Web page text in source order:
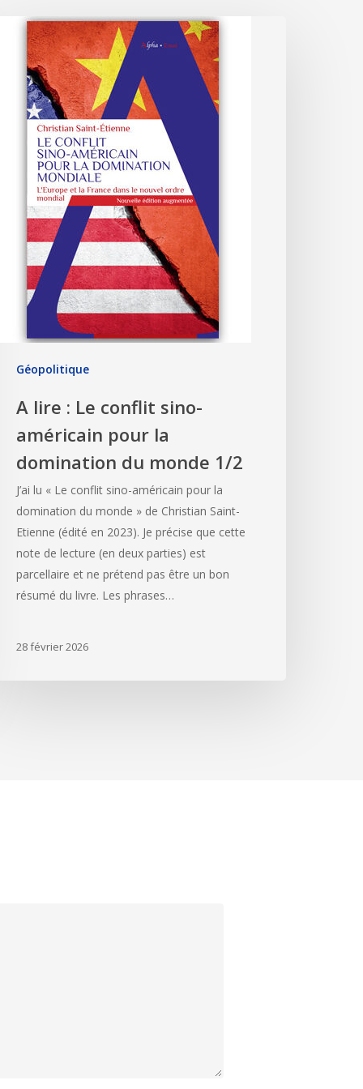
Géopolitique
A lire : Le conflit sino-
américain pour la
domination du monde 1/2
J’ai lu « Le conflit sino-américain pour la
domination du monde » de Christian Saint-
Etienne (édité en 2023). Je précise que cette
note de lecture (en deux parties) est
parcellaire et ne prétend pas être un bon
résumé du livre. Les phrases…
28 février 2026